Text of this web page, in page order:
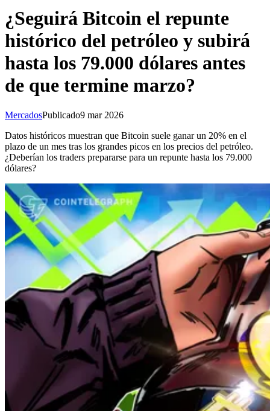
¿Seguirá Bitcoin el repunte
histórico del petróleo y subirá
hasta los 79.000 dólares antes
de que termine marzo?
MercadosPublicado9 mar 2026
Datos históricos muestran que Bitcoin suele ganar un 20% en el
plazo de un mes tras los grandes picos en los precios del petróleo.
¿Deberían los traders prepararse para un repunte hasta los 79.000
dólares?